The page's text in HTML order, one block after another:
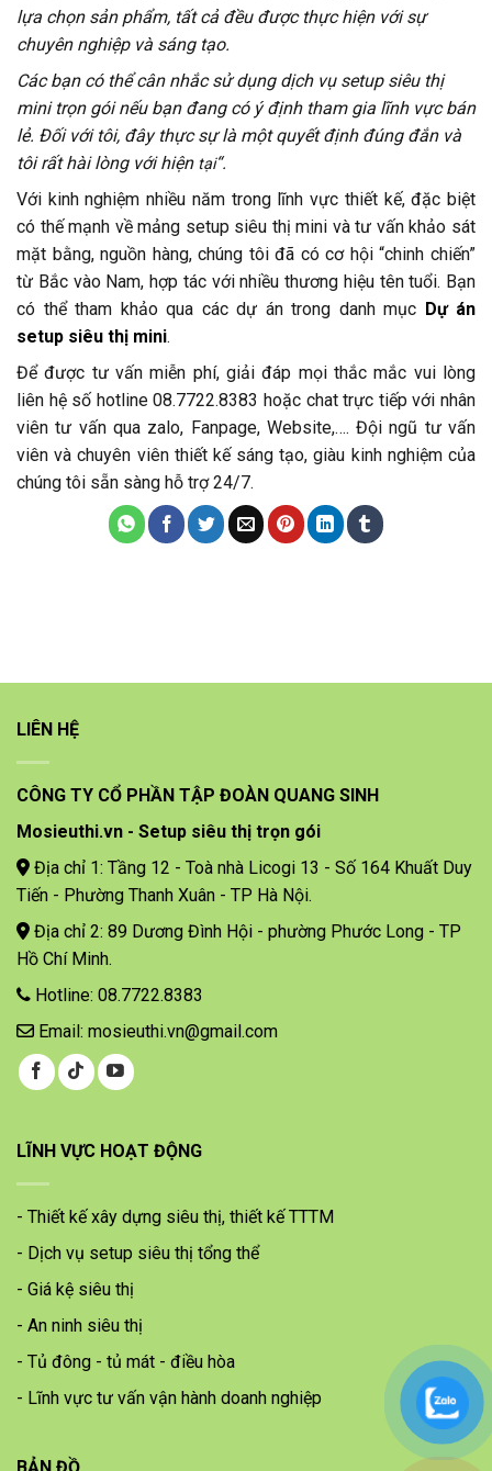
lựa chọn sản phẩm, tất cả đều được thực hiện với sự
chuyên nghiệp và sáng tạo.
Các bạn có thể cân nhắc sử dụng dịch vụ setup siêu thị
mini trọn gói nếu bạn đang có ý định tham gia lĩnh vực bán
lẻ. Đối với tôi, đây thực sự là một quyết định đúng đắn và
tôi rất hài lòng với hiện tại“.
Với kinh nghiệm nhiều năm trong lĩnh vực thiết kế, đặc biệt
có thế mạnh về mảng setup siêu thị mini và tư vấn khảo sát
mặt bằng, nguồn hàng, chúng tôi đã có cơ hội “chinh chiến”
từ Bắc vào Nam, hợp tác với nhiều thương hiệu tên tuổi. Bạn
có thể tham khảo qua các dự án trong danh mục Dự án
setup siêu thị mini.
Để được tư vấn miễn phí, giải đáp mọi thắc mắc vui lòng
liên hệ số hotline 08.7722.8383 hoặc chat trực tiếp với nhân
viên tư vấn qua zalo, Fanpage, Website,…. Đội ngũ tư vấn
viên và chuyên viên thiết kế sáng tạo, giàu kinh nghiệm của
chúng tôi sẵn sàng hỗ trợ 24/7.
LIÊN HỆ
CÔNG TY CỔ PHẦN TẬP ĐOÀN QUANG SINH
Mosieuthi.vn - Setup siêu thị trọn gói
Địa chỉ 1: Tầng 12 - Toà nhà Licogi 13 - Số 164 Khuất Duy
Tiến - Phường Thanh Xuân - TP Hà Nội.
Địa chỉ 2: 89 Dương Đình Hội - phường Phước Long - TP
Hồ Chí Minh.
Hotline: 08.7722.8383
Email: mosieuthi.vn@gmail.com
LĨNH VỰC HOẠT ĐỘNG
- Thiết kế xây dựng siêu thị, thiết kế TTTM
- Dịch vụ setup siêu thị tổng thể
- Giá kệ siêu thị
- An ninh siêu thị
- Tủ đông - tủ mát - điều hòa
- Lĩnh vực tư vấn vận hành doanh nghiệp